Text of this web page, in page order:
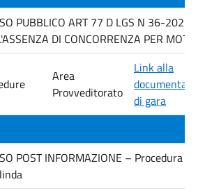
PUBBLICO ART 77 D LGS N 36-2023
DI CONCORRENZA PER
Area
Provveditorato
Link alla
di gara
POST INFORMAZIONE – Procedura